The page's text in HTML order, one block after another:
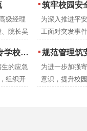
杨新
邦建，
级经理
院长吴
筑牢校园安全防线 提升教职工
为深入推进平
工面对突发事
高的应急救护
后勤安保等关
训。
生演练
的应急
组织开
规范管理筑安全 凝
为进一步加强
意识，提升校